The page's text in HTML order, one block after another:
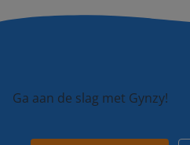
Ga aan de slag met Gynzy!